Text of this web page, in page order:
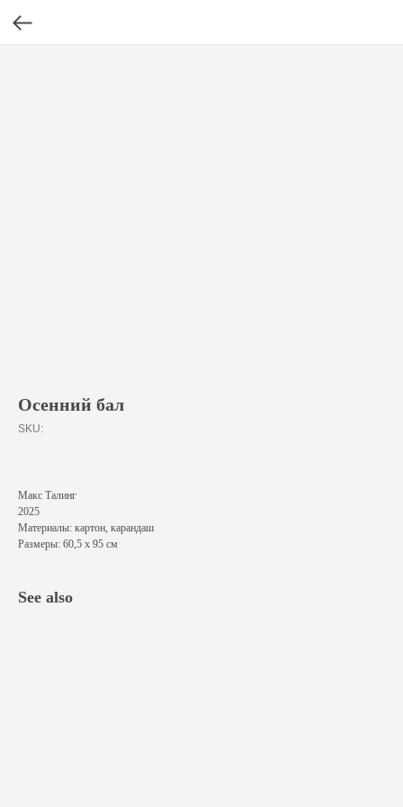
Осенний бал
SKU:
Макс Талинг
2025
Материалы: картон, карандаш
Размеры: 60,5 х 95 см
See also